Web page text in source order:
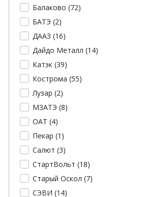
Балаково (72)
БАТЭ (2)
ДААЗ (16)
Дайдо Металл (14)
Катэк (39)
Кострома (55)
Лузар (2)
МЗАТЭ (8)
ОАТ (4)
Пекар (1 )
Салют (3)
СтартВольт (18)
Старый Оскол (7)
СЭВИ (14)